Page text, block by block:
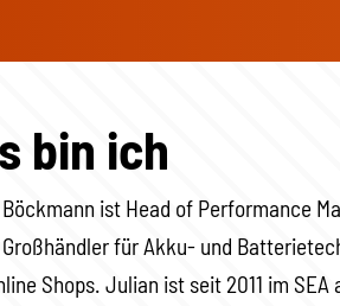
bin ich
ist Head of Performance
für Akku- und
Shops. Julian ist seit 2011 im